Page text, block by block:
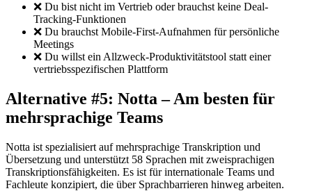
❌ Du bist nicht im Vertrieb oder brauchst keine Deal-
Tracking-Funktionen
❌ Du brauchst Mobile-First-Aufnahmen für persönliche
Meetings
❌ Du willst ein Allzweck-Produktivitätstool statt einer
vertriebsspezifischen Plattform
Alternative #5: Notta – Am besten für
mehrsprachige Teams
Notta ist spezialisiert auf mehrsprachige Transkription und
Übersetzung und unterstützt 58 Sprachen mit zweisprachigen
Transkriptionsfähigkeiten. Es ist für internationale Teams und
Fachleute konzipiert, die über Sprachbarrieren hinweg arbeiten.